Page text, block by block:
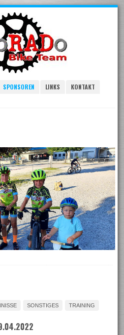
SPONSOREN LINKS
KONTAKT
SONSTIGES TRAINING